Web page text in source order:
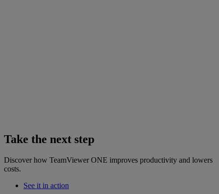
Take the next step
Discover how TeamViewer ONE improves productivity and lowers
costs.
See it in action